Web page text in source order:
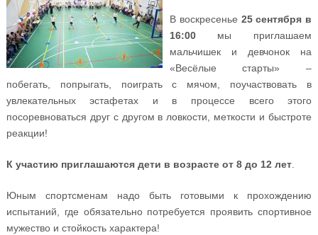
В воскресенье 25 сентября в
16:00мы приглашаем
мальчишек и девчонок на
«Весёлые старты» –
побегать, попрыгать, поиграть с мячом, поучаствовать в
увлекательных эстафетах и в процессе всего этого
посоревноваться друг с другом в ловкости, меткости и быстроте
реакции!
К участию приглашаются дети в возрасте от 8 до 12 лет.
Юным спортсменам надо быть готовыми к прохождению
испытаний, где обязательно потребуется проявить спортивное
мужество и стойкость характера!